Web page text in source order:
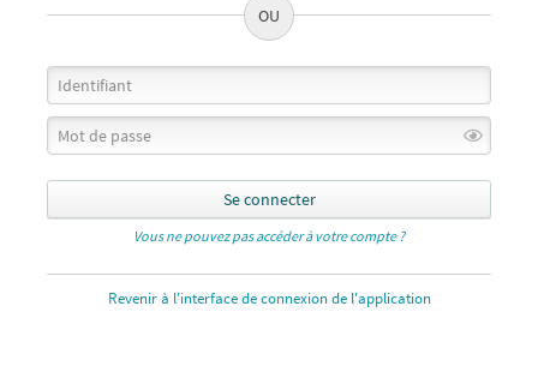
Se connecter
Vous ne pouvez pas accéder à votre compte ?
Revenir à l'interface de connexion de l'application